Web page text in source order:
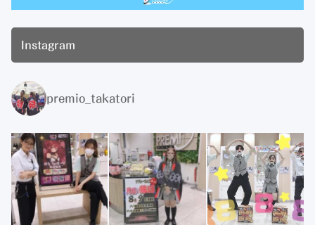
Instagram
premio_takatori